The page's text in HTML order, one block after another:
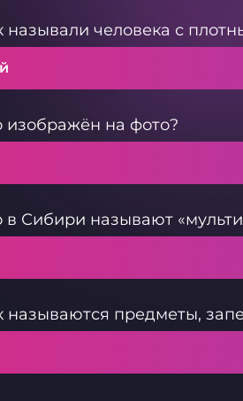
называли человека с
изображён на фото?
в Сибири называют
называются предметы,